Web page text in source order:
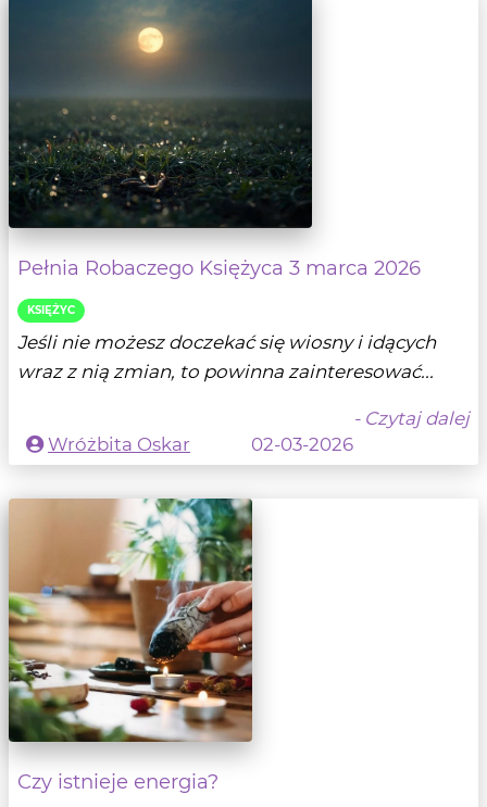
Pełnia Robaczego Księżyca 3 marca 2026
KSIĘŻYC
Jeśli nie możesz doczekać się wiosny i idących
wraz z nią zmian, to powinna zainteresować...
- Czytaj dalej
Wróżbita Oskar
02-03-2026
Czy istnieje energia?